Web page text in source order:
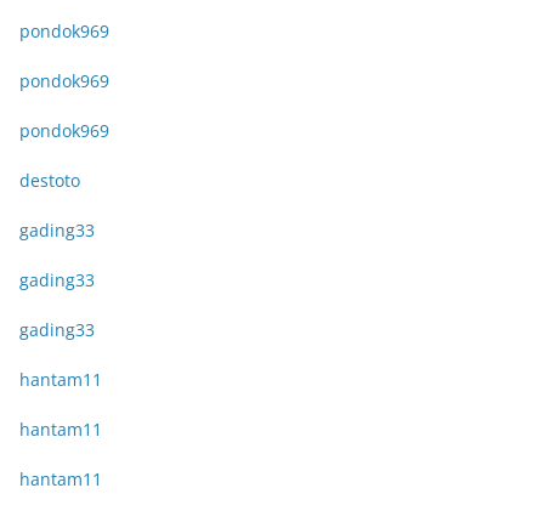
pondok969
pondok969
pondok969
destoto
gading33
gading33
gading33
hantam11
hantam11
hantam11